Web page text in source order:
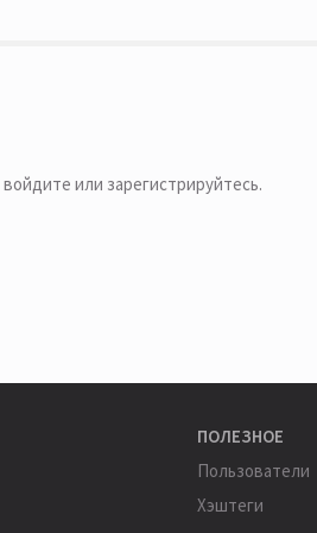
войдите или зарегистрируйтесь.
ПОЛЕЗНОЕ
Пользователи
Хэштеги